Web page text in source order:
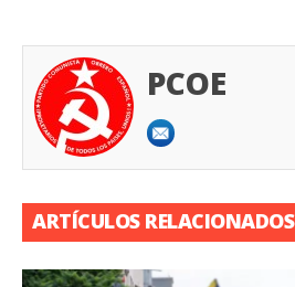
PCOE
ARTÍCULOS RELACIONADOS